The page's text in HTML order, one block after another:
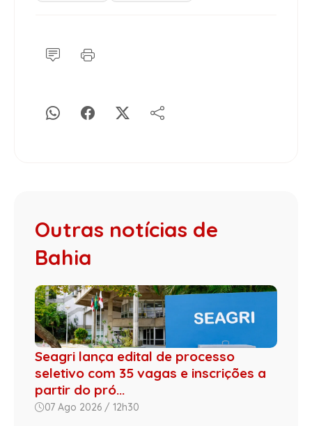
Outras notícias de
Bahia
Seagri lança edital de processo
seletivo com 35 vagas e inscrições a
partir do pró...
07 Ago 2026 / 12h30